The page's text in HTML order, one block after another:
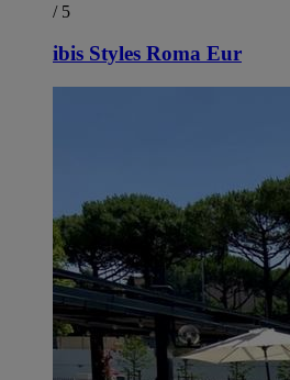
/ 5
ibis Styles Roma Eur